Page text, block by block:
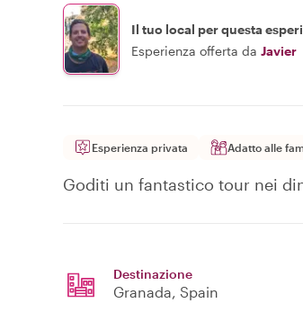
Il tuo local per questa
Esperienza offerta da Javier
Esperienza privata Adatto alle
Goditi un fantastico tour nei
Destinazione
Granada, Spain